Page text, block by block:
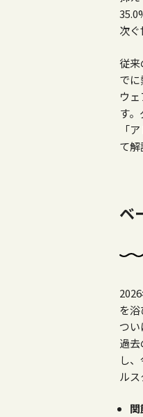
次
従来
で
ウ
す
「
て解
ベ
を
つ
過
し
ル